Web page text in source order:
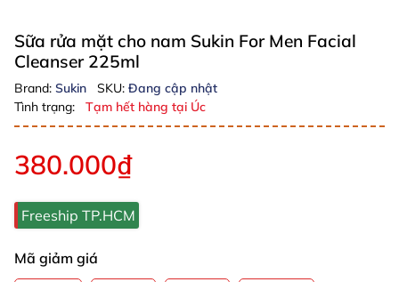
Sữa rửa mặt cho nam Sukin For Men Facial
Cleanser 225ml
Brand: Sukin SKU: Đang cập nhật
Tình trạng:
Tạm hết hàng tại Úc
380.000₫
Freeship TP.HCM
Mã giảm giá